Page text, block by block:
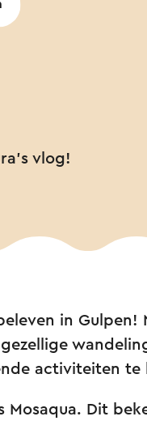
vlog!
in Gulpen!
activiteiten te
Mosaqua. Dit